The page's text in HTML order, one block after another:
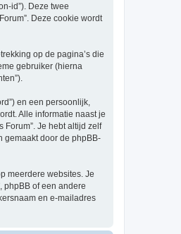
id”). Deze twee
Deze cookie wordt
op de pagina’s die
gebruiker (hierna
en een persoonlijk,
Alle informatie naast je
Forum”. Je hebt altijd zelf
gemaakt door de phpBB-
meerdere websites. Je
phpBB of een andere
en e-mailadres